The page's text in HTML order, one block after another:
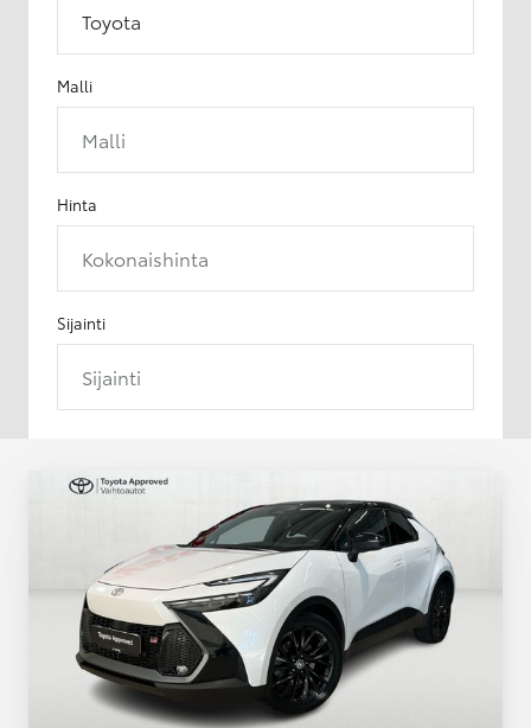
Toyota
Malli
Malli
Hinta
Kokonaishinta
Sijainti
Sijainti